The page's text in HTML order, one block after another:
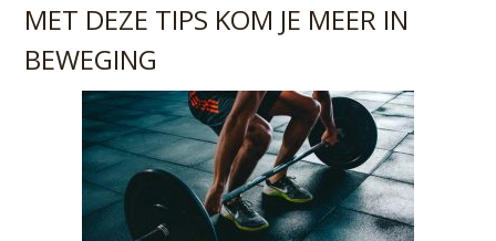
MET DEZE TIPS KOM JE MEER IN
BEWEGING